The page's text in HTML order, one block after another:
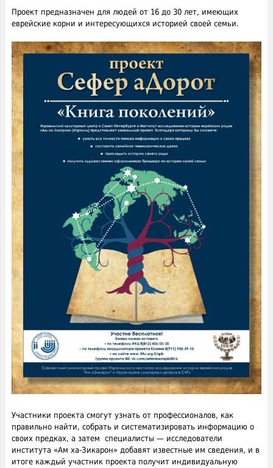
Проект предназначен для людей от 16 до 30 лет, имеющих
еврейские корни и интересующихся историей своей семьи.
Участники проекта смогут узнать от профессионалов, как
правильно найти, собрать и систематизировать информацию о
своих предках, а затем специалисты — исследователи
института «Ам ха-Зикарон» добавят известные им сведения, и в
итоге каждый участник проекта получит индивидуальную